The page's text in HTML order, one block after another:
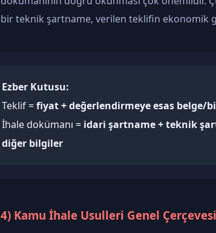
bir teknik şartname, verilen teklifin ekonomik
Ezber Kutusu:
Teklif =fiyat + değerlendirmeye esas belge/
İhale dokümanı = idari şartname + teknik
diğer bilgiler
4) Kamu İhale Usulleri Genel Çerçevesi